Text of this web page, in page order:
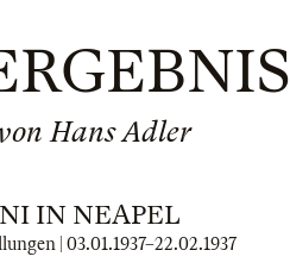
Hans Adler
IN NEAPEL
| 03.01.1937–22.02.1937